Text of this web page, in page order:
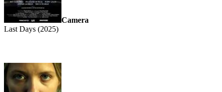
Camera
Last Days (2025)